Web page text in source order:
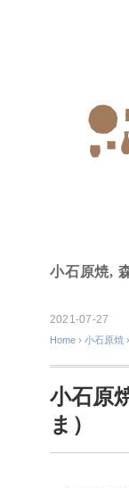
小石原焼,
2021-07-27
Home › 小石原焼 ›
小石原
ま）